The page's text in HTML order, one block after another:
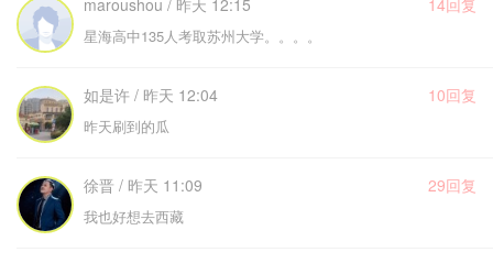
maroushou / 昨天 12:15 14回复
星海高中135人考取苏州大学。。。。
如是许 / 昨天 12:04 10回复
昨天刷到的瓜
徐晋 / 昨天 11:09 29回复
我也好想去西藏